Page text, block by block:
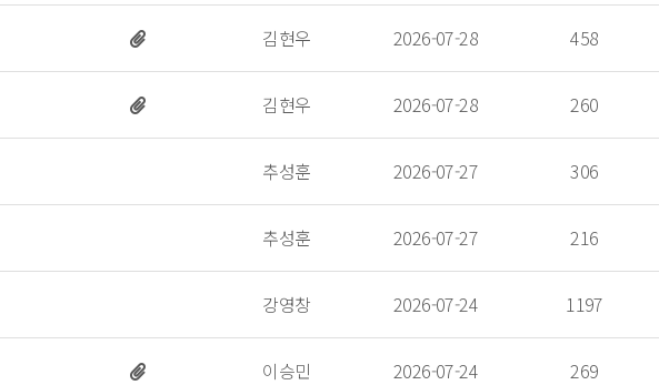
김현우 2026-07-28 458
김현우 2026-07-28 260
추성훈 2026-07-27 306
추성훈 2026-07-27 216
강영창 2026-07-24 1197
이승민 2026-07-24 269